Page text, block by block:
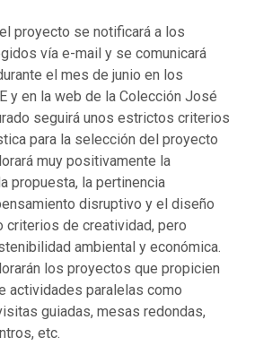
proyecto se notificará a los
vía e-mail y se comunicará
el mes de junio en los
y en la web de la Colección José
seguirá unos estrictos criterios
para la selección del proyecto
muy positivamente la
propuesta, la pertinencia
disruptivo y el diseño
criterios de creatividad, pero
ambiental y económica.
los proyectos que propicien
actividades paralelas como
guiadas, mesas redondas,
etc.